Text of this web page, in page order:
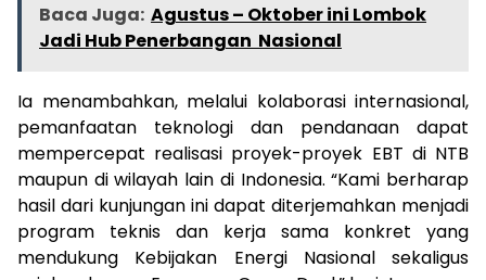
Baca Juga: Agustus – Oktober ini Lombok
Jadi Hub Penerbangan Nasional
Ia menambahkan, melalui kolaborasi internasional,
pemanfaatan teknologi dan pendanaan dapat
mempercepat realisasi proyek-proyek EBT di NTB
maupun di wilayah lain di Indonesia. “Kami berharap
hasil dari kunjungan ini dapat diterjemahkan menjadi
program teknis dan kerja sama konkret yang
mendukung Kebijakan Energi Nasional sekaligus